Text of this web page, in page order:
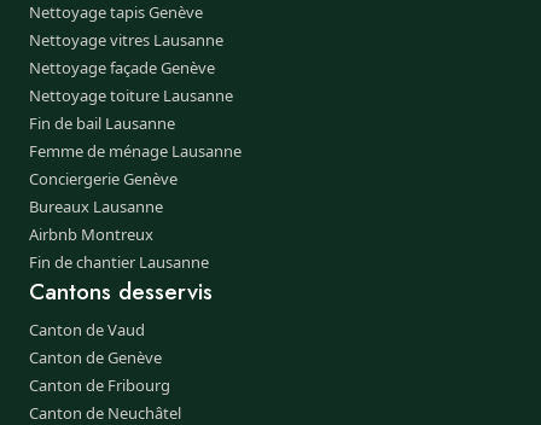
Nettoyage tapis Genève
Nettoyage vitres Lausanne
Nettoyage façade Genève
Nettoyage toiture Lausanne
Fin de bail Lausanne
Femme de ménage Lausanne
Conciergerie Genève
Bureaux Lausanne
Airbnb Montreux
Fin de chantier Lausanne
Cantons desservis
Canton de Vaud
Canton de Genève
Canton de Fribourg
Canton de Neuchâtel